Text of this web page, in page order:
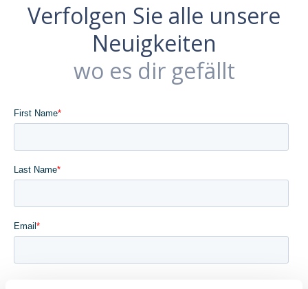
Verfolgen Sie alle unsere
Neuigkeiten
wo es dir gefällt